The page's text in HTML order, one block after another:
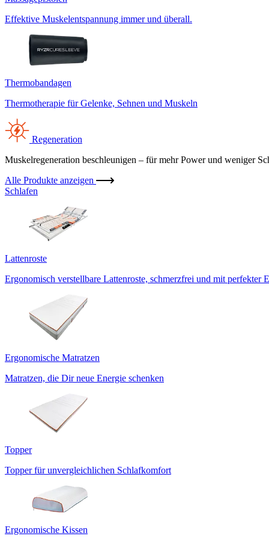
Effektive Muskelentspannung immer und überall.
Thermobandagen
Thermotherapie für Gelenke, Sehnen und Muskeln
Regeneration
Muskelregeneration beschleunigen – für mehr Power und weniger
Alle Produkte anzeigen
Schlafen
Lattenroste
Ergonomisch verstellbare Lattenroste, schmerzfrei und mit perfekter
Ergonomische Matratzen
Matratzen, die Dir neue Energie schenken
Topper
Topper für unvergleichlichen Schlafkomfort
Ergonomische Kissen